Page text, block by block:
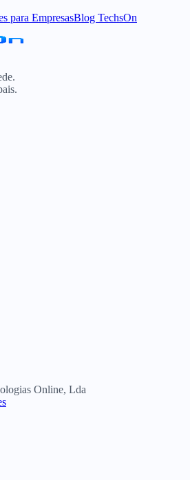
para EmpresasBlog TechsOn
Online, Lda